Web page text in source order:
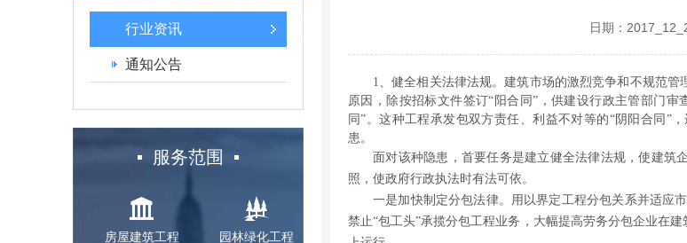
行业资讯
通知公告
服务范围
房屋建筑工程 园林绿化工程
日期：
1、健全相关法律法规。建筑市场的激烈竞争和不规范
原因，除按招标文件签订“阳合同”，供建设行政主管部门
同”。这种工程承发包双方责任、利益不对等的“阴阳合同”
患。
面对该种隐患，首要任务是建立健全法律法规，使建筑
照，使政府行政执法时有法可依。
一是加快制定分包法律。用以界定工程分包关系并适应
禁止“包工头”承揽分包工程业务，大幅提高劳务分包企业在